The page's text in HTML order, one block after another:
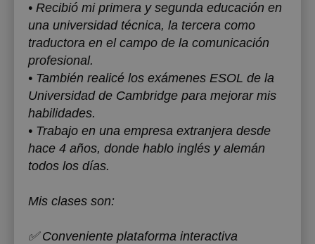
‌• ‌Recibió mi primera y segunda educación en
una universidad técnica, la tercera como
traductora en el campo de la comunicación
profesional. ‌
‌• ‌También realicé los exámenes ESOL de la
Universidad de Cambridge para mejorar mis
habilidades.
• Trabajo en una empresa extranjera desde
hace ‌‌4 años, donde hablo inglés y alemán
todos los días.
Mis clases son:
✅ Conveniente plataforma interactiva